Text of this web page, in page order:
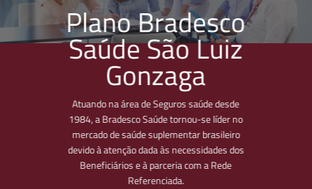
Plano Bradesco
Saúde São Luiz
Gonzaga
Atuando na área de Seguros saúde desde
1984, a Bradesco Saúde tornou-se líder no
mercado de saúde suplementar brasileiro
devido à atenção dada às necessidades dos
Beneficiários e à parceria com a Rede
Referenciada.